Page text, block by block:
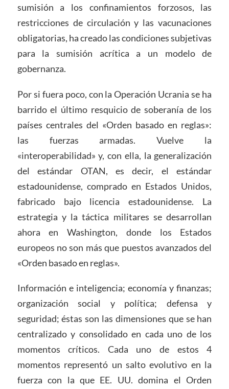
sumisión a los confinamientos forzosos, las
restricciones de circulación y las vacunaciones
obligatorias, ha creado las condiciones subjetivas
para la sumisión acrítica a un modelo de
gobernanza.
Por si fuera poco, con la Operación Ucrania se ha
barrido el último resquicio de soberanía de los
países centrales del «Orden basado en reglas»:
las fuerzas armadas. Vuelve la
«interoperabilidad» y, con ella, la generalización
del estándar OTAN, es decir, el estándar
estadounidense, comprado en Estados Unidos,
fabricado bajo licencia estadounidense. La
estrategia y la táctica militares se desarrollan
ahora en Washington, donde los Estados
europeos no son más que puestos avanzados del
«Orden basado en reglas».
Información e inteligencia; economía y finanzas;
organización social y política; defensa y
seguridad; éstas son las dimensiones que se han
centralizado y consolidado en cada uno de los
momentos críticos. Cada uno de estos 4
momentos representó un salto evolutivo en la
fuerza con la que EE. UU. domina el Orden